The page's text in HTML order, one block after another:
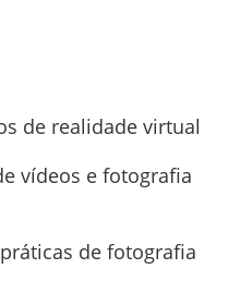
de realidade virtual
vídeos e fotografia
de fotografia